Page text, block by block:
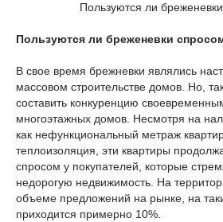
Пользуются ли
Пользуются ли бреженевки
В свое время брежневки являлись
массовом строительстве домов. Но,
составить конкуренцию
многоэтажных домов. Несмотря на
как нефункциональный метраж
теплоизоляция, эти квартиры
спросом у покупателей, которые
недорогую недвижимость. На
объеме предложений на рынке, на
приходится примерно 10%.